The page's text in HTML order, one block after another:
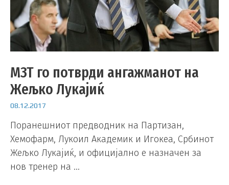
МЗТ го потврди ангажманот на
Жељко Лукајиќ
08.12.2017
Поранешниот предводник на Партизан,
Хемофарм, Лукоил Академик и Игокеа, Србинот
Жељко Лукајиќ, и официјално е назначен за
нов тренер на …